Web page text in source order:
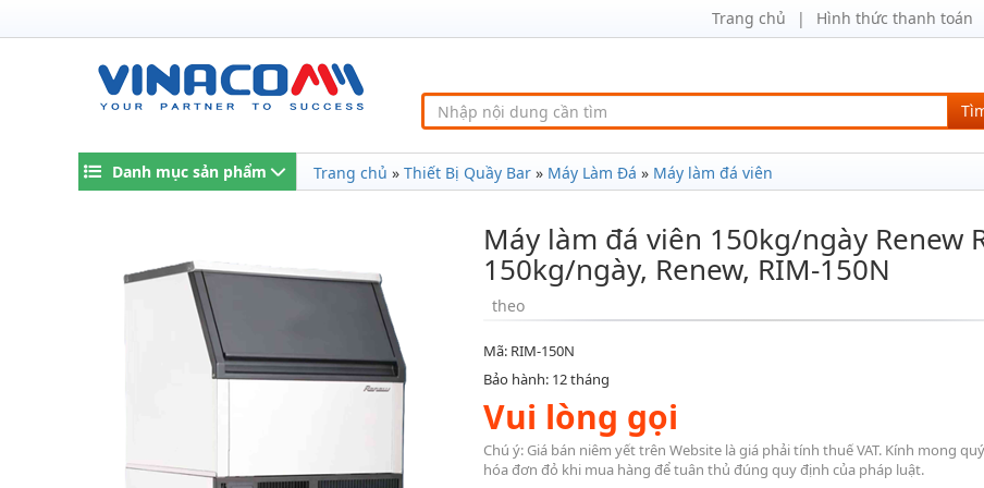
Trang chủ Hình thức thanh toán
Danh mục sản phẩm Trang chủ » Thiết Bị Quầy Bar » Máy Làm Đá » Máy làm đá viên
Máy làm đá viên 150kg/ngày Renew
150kg/ngày, Renew, RIM-150N
theo
Mã: RIM-150N
Bảo hành: 12 tháng
Vui lòng gọi
Chú ý: Giá bán niêm yết trên Website là giá phải tính thuế VAT. Kính mong
hóa đơn đỏ khi mua hàng để tuân thủ đúng quy định của pháp luật.